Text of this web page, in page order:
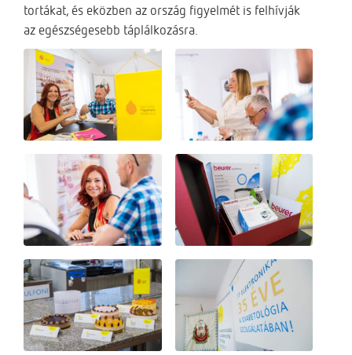
tortákat, és eközben az ország figyelmét is felhívják
az egészségesebb táplálkozásra.